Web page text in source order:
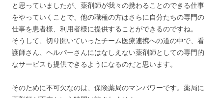
と思っていましたが、薬剤師が我々の携わることのできる仕事
をやっていくことで、他の職種の方はさらに自分たちの専門の
仕事を患者様、利用者様に提供することができるのですね。
そうして、切り開いていったチーム医療連携への道の中で、看
護師さん、ヘルパーさんにはなしえない薬剤師としての専門的
なサービスも提供できるようになるのだと思います。
そのために不可欠なのは、保険薬局のマンパワーです。薬局に